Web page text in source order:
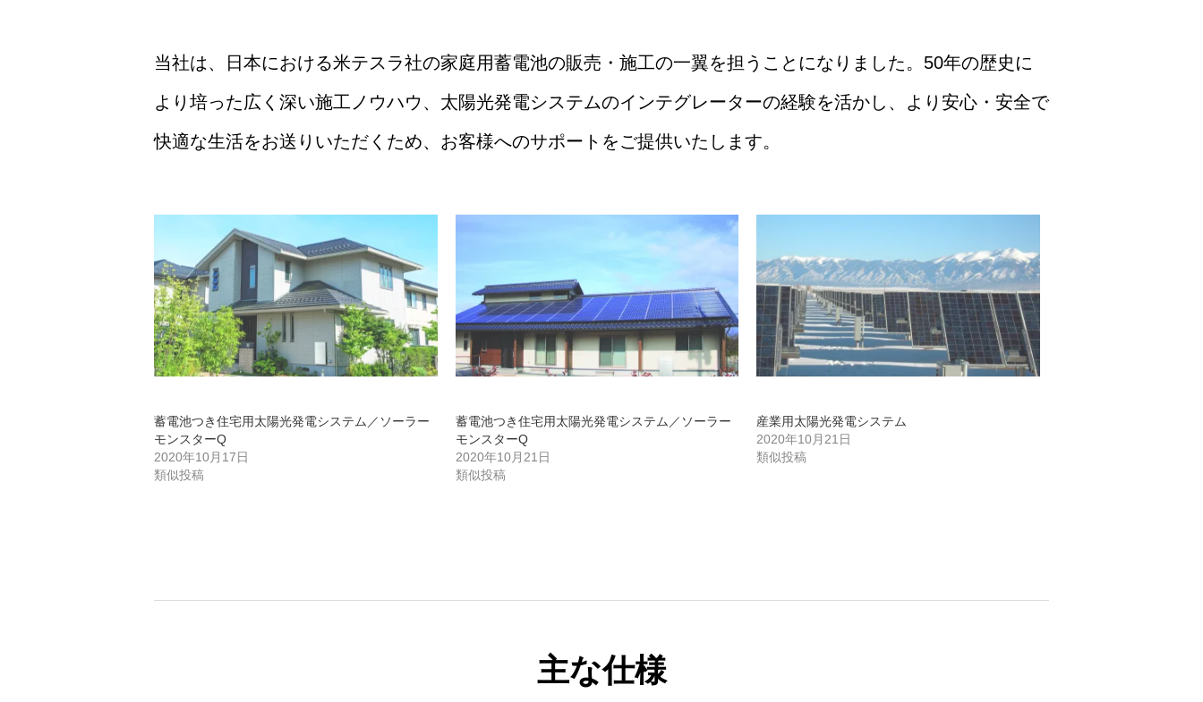
当社は、日本における米テスラ社の家庭用蓄電池の販売・施工の一翼を担うことになりました。50年の歴史に
より培った広く深い施工ノウハウ、太陽光発電システムのインテグレーターの経験を活かし、より安心・安全で
快適な生活をお送りいただくため、お客様へのサポートをご提供いたします。
蓄電池つき住宅用太陽光発電システム／ソーラー
モンスターQ
2020年10月17日
類似投稿
蓄電池つき住宅用太陽光発電システム／ソーラー
モンスターQ
2020年10月21日
類似投稿
産業用太陽光発電システム
2020年10月21日
類似投稿
主な仕様